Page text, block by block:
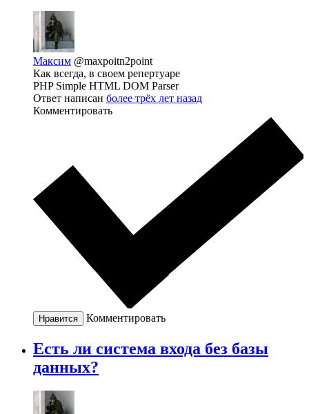
Максим @maxpoitn2point
Как всегда, в своем репертуаре
PHP Simple HTML DOM Parser
Ответ написан более трёх лет назад
Комментировать
Нравится Комментировать
Есть ли система входа без базы
данных?